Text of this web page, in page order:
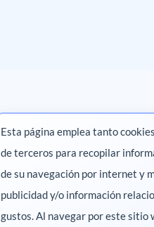
Esta página emplea tanto
de terceros para recopilar
de su navegación por internet y
publicidad y/o información
gustos. Al navegar por este sitio